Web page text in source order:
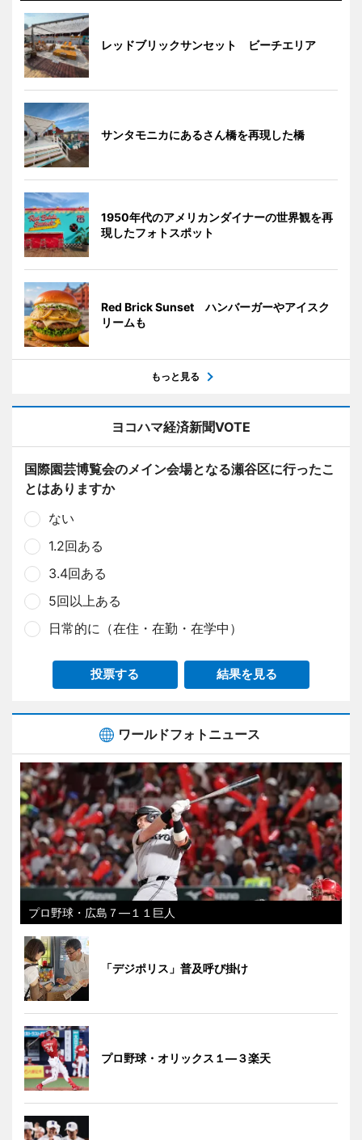
レッドブリックサンセット ビーチエリア
サンタモニカにあるさん橋を再現した橋
1950年代のアメリカンダイナーの世界観を再
現したフォトスポット
Red Brick Sunset ハンバーガーやアイスク
リームも
もっと見る
ヨコハマ経済新聞VOTE
国際園芸博覧会のメイン会場となる瀬谷区に行ったこ
とはありますか
ない
1.2回ある
3.4回ある
5回以上ある
日常的に（在住・在勤・在学中）
投票する 結果を見る
ワールドフォトニュース
プロ野球・広島７―１１巨人
「デジポリス」普及呼び掛け
プロ野球・オリックス１―３楽天